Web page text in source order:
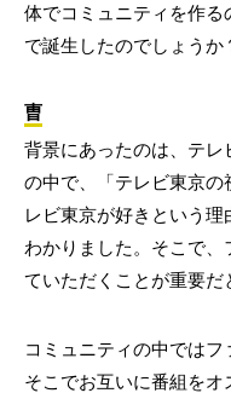
体でコミュニティを作
で誕生したのでしょうか
曺
背景にあったのは、テ
の中で、「テレビ東京
レビ東京が好きという
わかりました。そこで
ていただくことが重要だ
コミュニティの中ではフ
そこでお互いに番組を